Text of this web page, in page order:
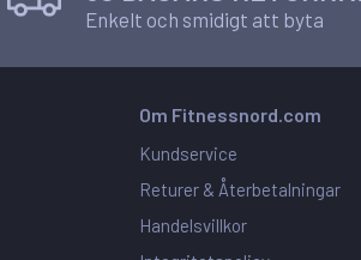
Enkelt och smidigt att byta
Om Fitnessnord.com
Kundservice
Returer & Återbetalningar
Handelsvillkor